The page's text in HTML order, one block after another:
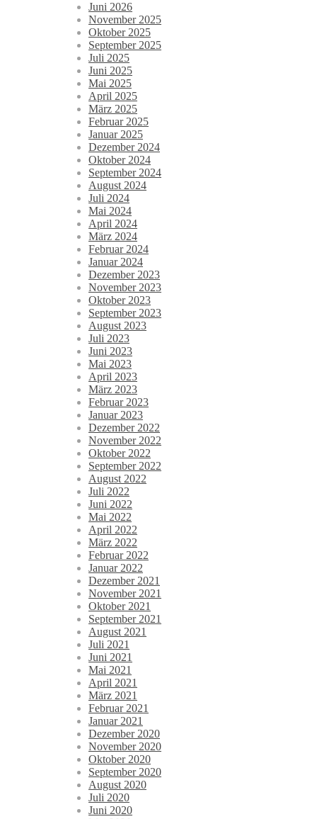
Juni 2026
November 2025
Oktober 2025
September 2025
Juli 2025
Juni 2025
Mai 2025
April 2025
März 2025
Februar 2025
Januar 2025
Dezember 2024
Oktober 2024
September 2024
August 2024
Juli 2024
Mai 2024
April 2024
März 2024
Februar 2024
Januar 2024
Dezember 2023
November 2023
Oktober 2023
September 2023
August 2023
Juli 2023
Juni 2023
Mai 2023
April 2023
März 2023
Februar 2023
Januar 2023
Dezember 2022
November 2022
Oktober 2022
September 2022
August 2022
Juli 2022
Juni 2022
Mai 2022
April 2022
März 2022
Februar 2022
Januar 2022
Dezember 2021
November 2021
Oktober 2021
September 2021
August 2021
Juli 2021
Juni 2021
Mai 2021
April 2021
März 2021
Februar 2021
Januar 2021
Dezember 2020
November 2020
Oktober 2020
September 2020
August 2020
Juli 2020
Juni 2020